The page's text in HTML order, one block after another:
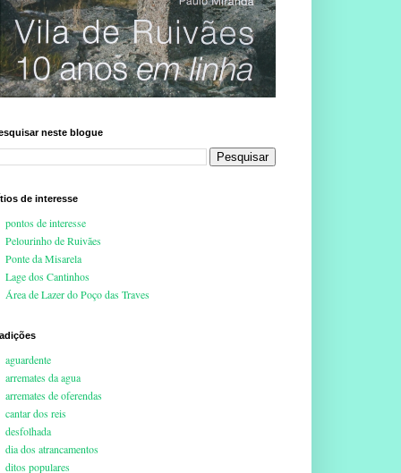
neste blogue
de interesse
pontos de interesse
Pelourinho de Ruivães
Ponte da Misarela
Lage dos Cantinhos
Área de Lazer do Poço das Traves
aguardente
arremates da agua
arremates de oferendas
cantar dos reis
desfolhada
dia dos atrancamentos
ditos populares